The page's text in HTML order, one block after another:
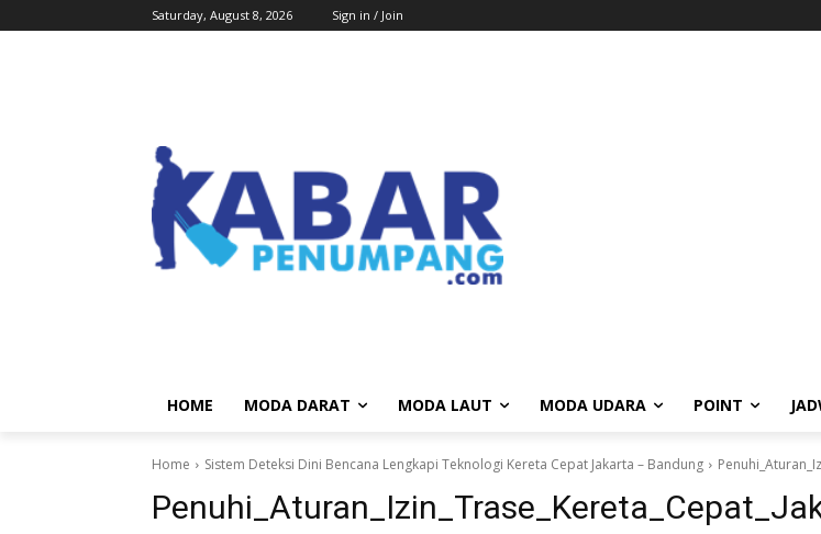
Saturday, August 8, 2026 Sign in / Join
HOME MODA DARAT MODA LAUT MODA UDARA POINT
Home Sistem Deteksi Dini Bencana Lengkapi Teknologi Kereta Cepat Jakarta – Bandung